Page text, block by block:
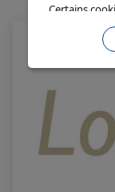
Certains
site sont
permettent
cliquant sur
soumis à
Pour plus
notre
Politique